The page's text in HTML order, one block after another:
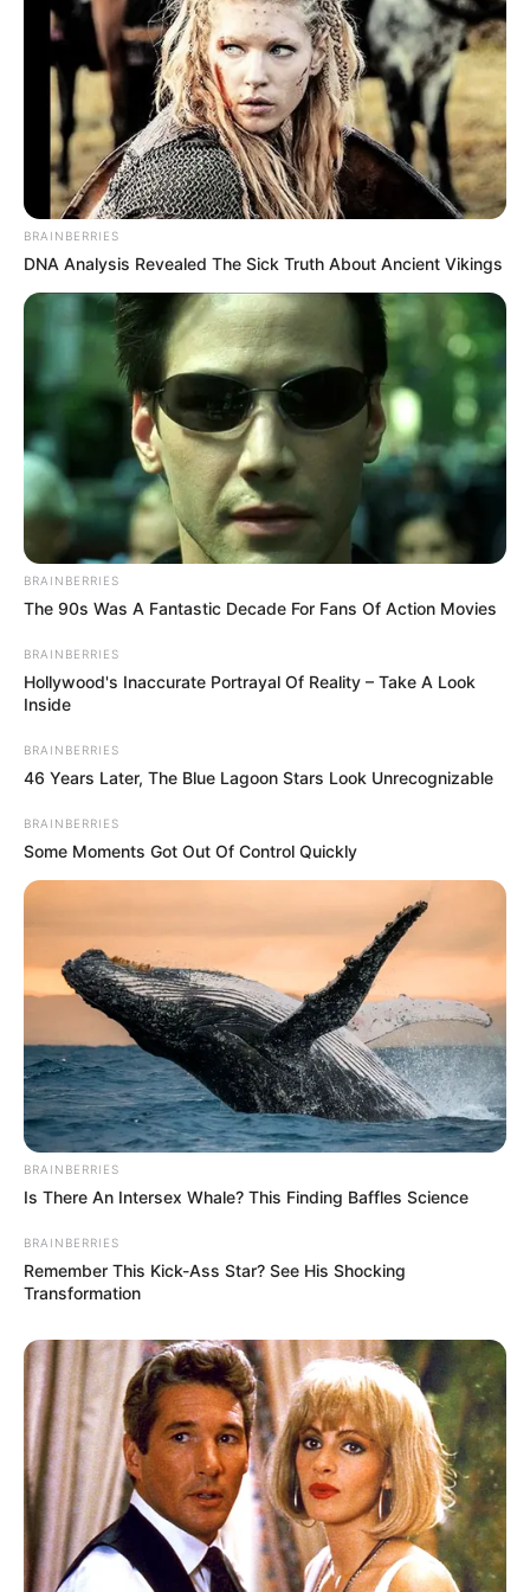
വിദ്യാർത്ഥി പ്രക്ഷോഭം സംഘടിപ്പിക്കാൻ പട്ടികജാതി
മോർച്ച തീരുമാനിച്ചിട്ടുണ്ട്.
Tags: BJP SC Morcha Mahathma ayyankali
BRAINBERRIES
DNA Analysis Revealed The Sick Truth About Ancient Vikings
BRAINBERRIES
The 90s Was A Fantastic Decade For Fans Of Action Movies
BRAINBERRIES
Hollywood's Inaccurate Portrayal Of Reality – Take A Look
Inside
BRAINBERRIES
46 Years Later, The Blue Lagoon Stars Look Unrecognizable
BRAINBERRIES
Some Moments Got Out Of Control Quickly
BRAINBERRIES
Is There An Intersex Whale? This Finding Baffles Science
BRAINBERRIES
Remember This Kick-Ass Star? See His Shocking
Transformation